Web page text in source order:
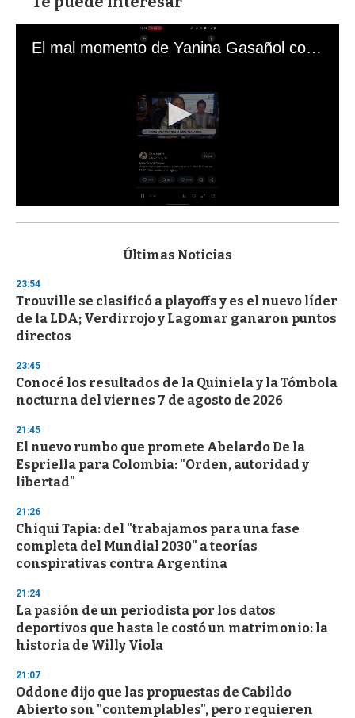
El mal momento de Yanina Gasañol con un hincha argentino en "Subrayado"
s
d
s
o
f
3
s
e
c
o
d
s
Últimas Noticias
23:54
Trouville se clasificó a playoffs y es el nuevo líder
de la LDA; Verdirrojo y Lagomar ganaron puntos
directos
23:45
Conocé los resultados de la Quiniela y la Tómbola
nocturna del viernes 7 de agosto de 2026
21:45
El nuevo rumbo que promete Abelardo De la
Espriella para Colombia: "Orden, autoridad y
libertad"
21:26
Chiqui Tapia: del "trabajamos para una fase
completa del Mundial 2030" a teorías
conspirativas contra Argentina
21:24
La pasión de un periodista por los datos
deportivos que hasta le costó un matrimonio: la
historia de Willy Viola
21:07
Oddone dijo que las propuestas de Cabildo
Abierto son "contemplables", pero requieren